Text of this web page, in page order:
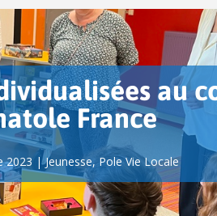
au
France
2023 |Jeunesse, Pole Vie Locale